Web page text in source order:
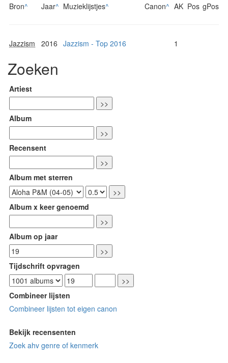
Bron^ Jaar^ Muzieklijstjes^ Canon^ AK Pos gPos
Jazzism 2016 Jazzism - Top 2016 1
Zoeken
Artiest
Album
Recensent
Album met sterren
Album x keer genoemd
Album op jaar
Tijdschrift opvragen
Combineer lijsten
Combineer lijsten tot eigen canon
Bekijk recensenten
Zoek ahv genre of kenmerk